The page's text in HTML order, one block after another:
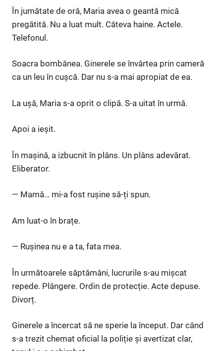
În jumătate de oră, Maria avea o geantă mică
pregătită. Nu a luat mult. Câteva haine. Actele.
Telefonul.
Soacra bombănea. Ginerele se învârtea prin cameră
ca un leu în cușcă. Dar nu s-a mai apropiat de ea.
La ușă, Maria s-a oprit o clipă. S-a uitat în urmă.
Apoi a ieșit.
În mașină, a izbucnit în plâns. Un plâns adevărat.
Eliberator.
— Mamă… mi-a fost rușine să-ți spun.
Am luat-o în brațe.
— Rușinea nu e a ta, fata mea.
În următoarele săptămâni, lucrurile s-au mișcat
repede. Plângere. Ordin de protecție. Acte depuse.
Divorț.
Ginerele a încercat să ne sperie la început. Dar când
s-a trezit chemat oficial la poliție și avertizat clar,